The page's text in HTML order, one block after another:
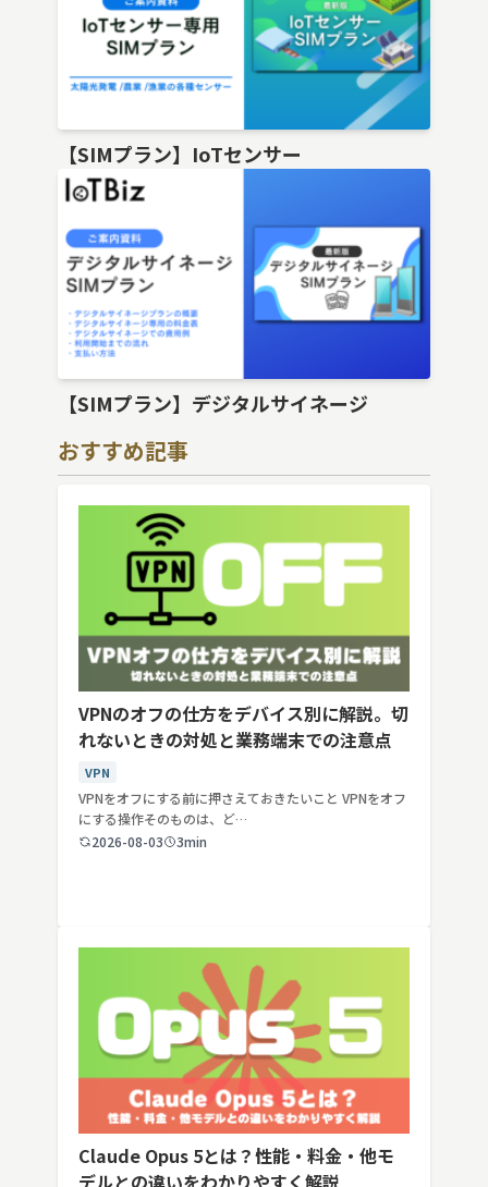
【SIMプラン】IoTセンサー
【SIMプラン】デジタルサイネージ
おすすめ記事
VPNのオフの仕方をデバイス別に解説。切
れないときの対処と業務端末での注意点
VPN
VPNをオフにする前に押さえておきたいこと VPNをオフ
にする操作そのものは、ど…
2026-08-03
3min
Claude Opus 5とは？性能・料金・他モ